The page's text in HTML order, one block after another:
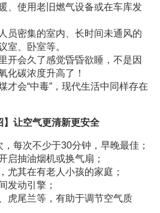
、使用老旧燃气设备或在车库发
员密集的室内、长时间未通风的
室、卧室等。
开会久了感觉昏昏欲睡，不是因
化碳浓度升高了！
才会“中毒”，现代生活中同样存在
让空气更清新更安全
每次不少于30分钟，早晚最佳；
抽油烟机或换气扇；
其在有老人小孩的家庭；
发动引擎；
虎尾兰等，有助于调节空气质